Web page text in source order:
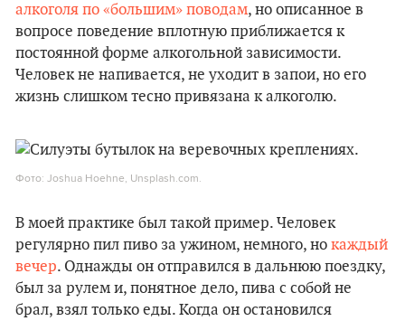
алкоголя по «большим» поводам, но описанное в
вопросе поведение вплотную приближается к
постоянной форме алкогольной зависимости.
Человек не напивается, не уходит в запои, но его
жизнь слишком тесно привязана к алкоголю.
Фото: Joshua Hoehne, Unsplash.com.
В моей практике был такой пример. Человек
регулярно пил пиво за ужином, немного, но каждый
вечер. Однажды он отправился в дальнюю поездку,
был за рулем и, понятное дело, пива с собой не
брал, взял только еды. Когда он остановился